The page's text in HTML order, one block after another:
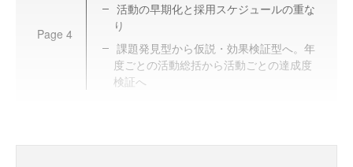
Page 4
活動の早期化と採用スケジュールの重な
り
課題発見型から仮説・効果検証型へ。年
度ごとの活動総括から活動ごとの達成度
検証へ